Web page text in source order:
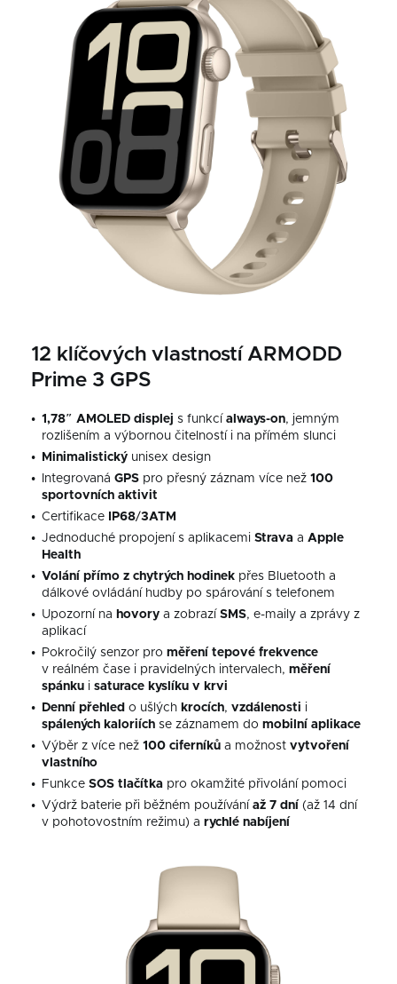
12 klíčových vlastností ARMODD
Prime 3 GPS
1,78″ AMOLED displej s funkcí always-on, jemným
rozlišením a výbornou čitelností i na přímém slunci
Minimalistický unisex design
Integrovaná GPS pro přesný záznam více než 100
sportovních aktivit
Certifikace
IP68/3ATM
Jednoduché propojení s aplikacemi Strava a Apple
Health
Volání přímo z chytrých hodinek přes Bluetooth a
dálkové ovládání hudby po spárování s telefonem
Upozorní na hovory a zobrazí SMS, e-maily a zprávy z
aplikací
Pokročilý senzor pro měření tepové frekvence
v reálném čase i pravidelných intervalech, měření
spánku i saturace kyslíku v krvi
Denní přehled o ušlých krocích, vzdálenosti i
spálených kaloriích se záznamem do mobilní aplikace
Výběr z více než 100 ciferníků a možnost vytvoření
vlastního
Funkce SOS tlačítka pro okamžité přivolání pomoci
Výdrž baterie při běžném používání až 7 dní (až 14 dní
v pohotovostním režimu) a rychlé nabíjení